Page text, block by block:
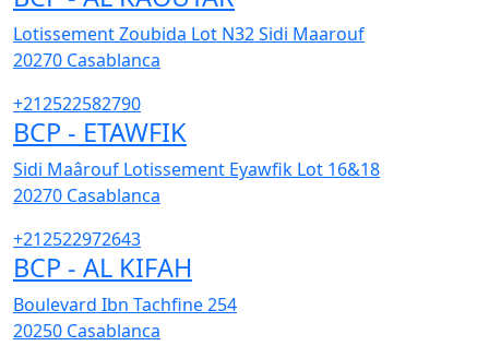
Lotissement Zoubida Lot N32 Sidi Maarouf
20270 Casablanca
+212522582790
BCP - ETAWFIK
Sidi Maârouf Lotissement Eyawfik Lot 16&18
20270 Casablanca
+212522972643
BCP - AL KIFAH
Boulevard Ibn Tachfine 254
20250 Casablanca